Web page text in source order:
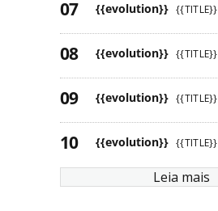
{{evolution}} {{TITLE}}
{{evolution}} {{TITLE}}
{{evolution}} {{TITLE}}
{{evolution}} {{TITLE}}
Leia mais